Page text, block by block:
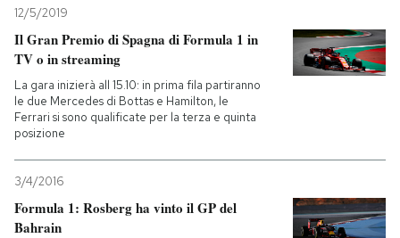
12/5/2019
Il Gran Premio di Spagna di Formula 1 in
TV o in streaming
La gara inizierà all 15.10: in prima fila partiranno
le due Mercedes di Bottas e Hamilton, le
Ferrari si sono qualificate per la terza e quinta
posizione
3/4/2016
Formula 1: Rosberg ha vinto il GP del
Bahrain